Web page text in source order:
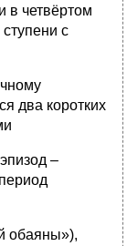
в четвёртом
с
два коротких
–
обаяны»),